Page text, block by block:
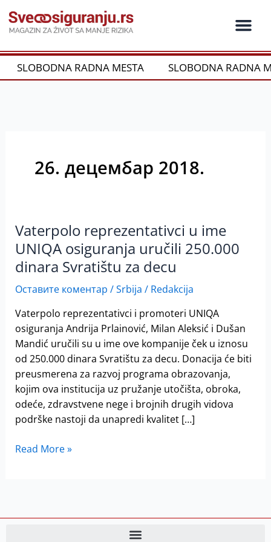
на
садржај
SLOBODNA RADNA MESTA SLOBODNA RADNA
26. децембар 2018.
Vaterpolo reprezentativci u ime
UNIQA osiguranja uručili 250.000
dinara Svratištu za decu
Оставите коментар /Srbija / Redakcija
Vaterpolo reprezentativci i promoteri UNIQA
osiguranja Andrija Prlainović, Milan Aleksić i Dušan
Mandić uručili su u ime ove kompanije ček u iznosu
od 250.000 dinara Svratištu za decu. Donacija će biti
preusmerena za razvoj programa obrazovanja,
kojim ova institucija uz pružanje utočišta, obroka,
odeće, zdravstvene nege i brojnih drugih vidova
podrške nastoji da unapredi kvalitet […]
Vaterpolo
reprezentativci
u
ime
UNIQA
uručili
250.000
dinara
Svratištu
za
decu
Read More »